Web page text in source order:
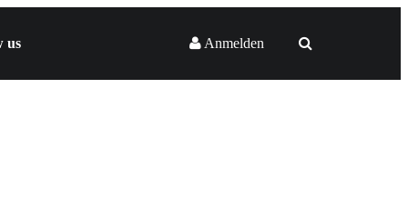
us Anmelden